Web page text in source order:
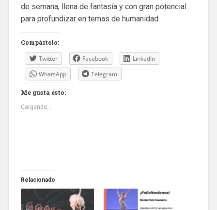
de semana, llena de fantasía y con gran potencial
para profundizar en temas de humanidad.
Compártelo:
Twitter Facebook
LinkedIn
WhatsApp
Telegram
Me gusta esto:
Cargando...
Relacionado